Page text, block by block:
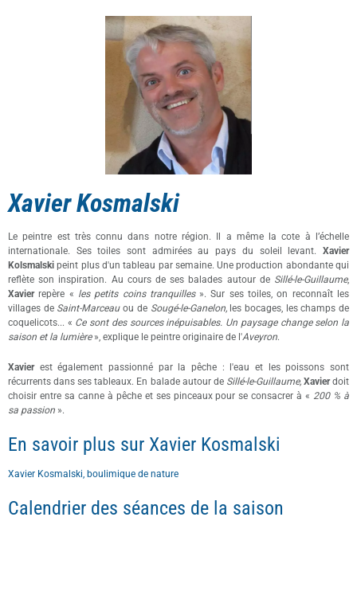
Xavier Kosmalski
Le peintre est très connu dans notre région. Il a même la cote à l’échelle
internationale. Ses toiles sont admirées au pays du soleil levant. Xavier
Kolsmalski peint plus d'un tableau par semaine. Une production abondante qui
reflète son inspiration. Au cours de ses balades autour de Sillé-le-Guillaume,
Xavierrepère « les petits coins tranquilles». Sur ses toiles, on reconnaît les
villages de Saint-Marceauou de Sougé-le-Ganelon, les bocages, les champs de
coquelicots... « Ce sont des sources inépuisables. Un paysage change selon la
saison et la lumière», explique le peintre originaire de l'Aveyron.
Xavier est également passionné par la pêche : l'eau et les poissons sont
récurrents dans ses tableaux. En balade autour de Sillé-le-Guillaume, Xavierdoit
choisir entre sa canne à pêche et ses pinceaux pour se consacrer à « 200 % à
sa passion ».
En savoir plus sur Xavier Kosmalski
Xavier Kosmalski, boulimique de nature
Calendrier des séances de la saison